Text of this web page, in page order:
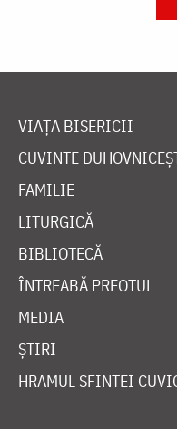
VIAȚA BISERICII
CUVINTE
FAMILIE
LITURGICĂ
BIBLIOTECĂ
ÎNTREABĂ PREOTUL
MEDIA
ȘTIRI
HRAMUL SFINTEI